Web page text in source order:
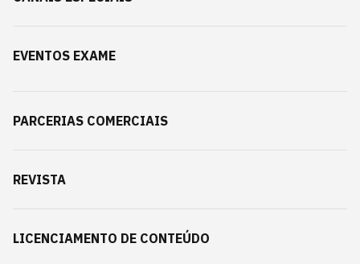
EVENTOS EXAME
PARCERIAS COMERCIAIS
REVISTA
LICENCIAMENTO DE CONTEÚDO